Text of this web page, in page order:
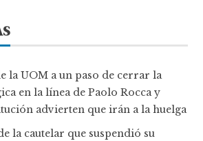
la UOM a un paso de cerrar la
en la línea de Paolo Rocca y
advierten que irán a la huelga
la cautelar que suspendió su